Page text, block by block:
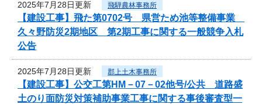
2025年7月28日更新 飛騨農林事務所
【建設工事】飛た第0702号 県営ため池等整備事業
久々野防災2期地区 第2期工事に関する一般競争入札
公告
2025年7月28日更新 郡上土木事務所
【建設工事】公交工第HM－07－02他号/公共 道路盛
土のり面防災対策補助事業工事に関する事後審査型一